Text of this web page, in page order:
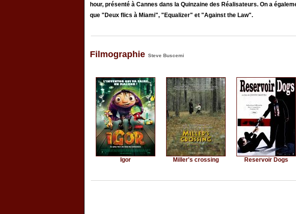
hour, présenté à Cannes dans la Quinzaine des Réalisateurs. On a
que "Deux flics à Miami", "Equalizer" et "Against the Law".
Filmographie Steve Buscemi
Igor Miller's crossing Reservoir Dogs